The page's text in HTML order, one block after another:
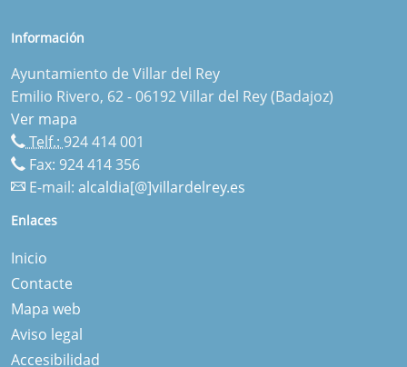
Información
Ayuntamiento de Villar del Rey
Emilio Rivero, 62 - 06192 Villar del Rey (Badajoz)
Ver mapa
Telf.: 924 414 001
Fax: 924 414 356
E-mail: alcaldia[@]villardelrey.es
Enlaces
Inicio
Contacte
Mapa web
Aviso legal
Accesibilidad